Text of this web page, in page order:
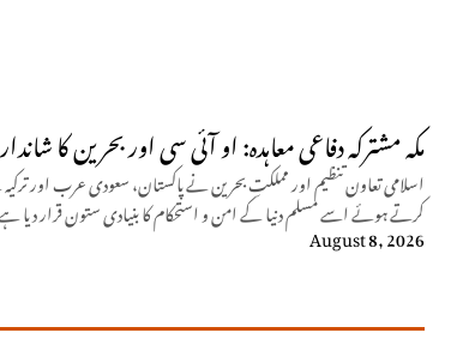
مکہ مشترکہ دفاعی معاہدہ: او آئی سی اور بحرین کا
اسلامی تعاون تنظیم اور مملکتِ بحرین نے پاکستان، سعودی عرب اور
کرتے ہوئے اسے مسلم دنیا کے امن و استحکام کا بنیادی ستون قرار دیا
August 8, 2026